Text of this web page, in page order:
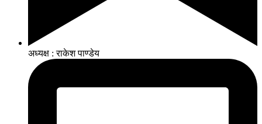
अध्यक्ष : राकेश पाण्डेय